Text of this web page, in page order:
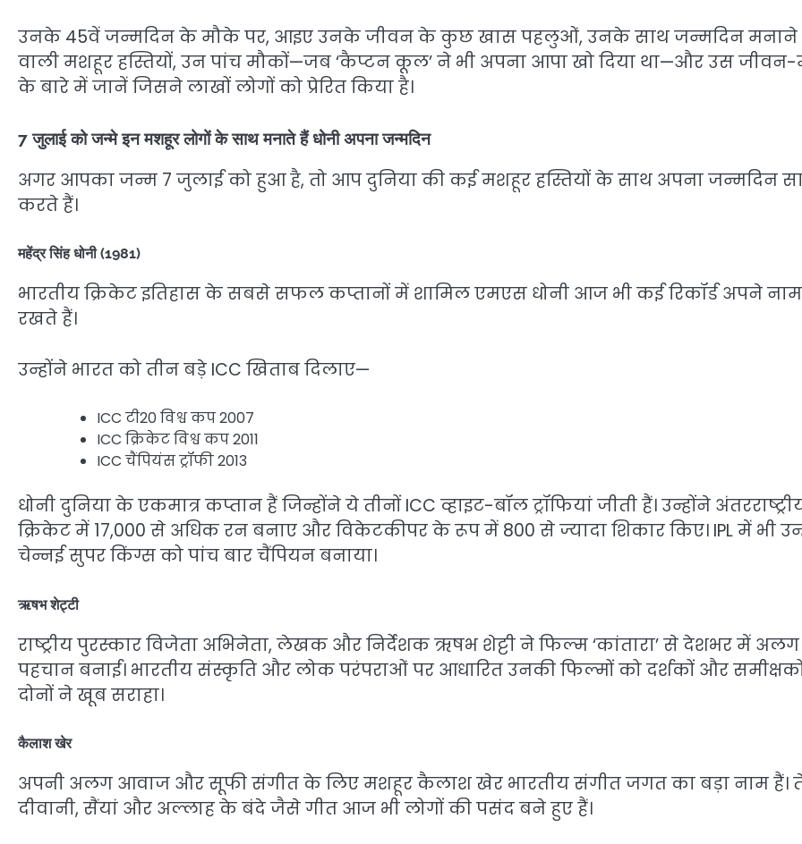
उनके 45वें जन्मदिन के मौके पर, आइए उनके जीवन के कुछ खास पहलुओं, उनके साथ जन्मदिन मनाने
वाली मशहूर हस्तियों, उन पांच मौकों—जब ‘कैप्टन कूल’ ने भी अपना आपा खो दिया था—और उस जीवन-
के बारे में जानें जिसने लाखों लोगों को प्रेरित किया है।
7 जुलाई को जन्मे इन मशहूर लोगों के साथ मनाते हैं धोनी अपना जन्मदिन
अगर आपका जन्म 7 जुलाई को हुआ है, तो आप दुनिया की कई मशहूर हस्तियों के साथ अपना जन्मदिन
करते हैं।
महेंद्र सिंह धोनी (1981)
भारतीय क्रिकेट इतिहास के सबसे सफल कप्तानों में शामिल एमएस धोनी आज भी कई रिकॉर्ड अपने नाम
रखते हैं।
उन्होंने भारत को तीन बड़े ICC खिताब दिलाए—
ICC टी20 विश्व कप 2007
ICC क्रिकेट विश्व कप 2011
ICC चैंपियंस ट्रॉफी 2013
धोनी दुनिया के एकमात्र कप्तान हैं जिन्होंने ये तीनों ICC व्हाइट-बॉल ट्रॉफियां जीती हैं। उन्होंने
क्रिकेट में 17,000 से अधिक रन बनाए और विकेटकीपर के रूप में 800 से ज्यादा शिकार किए। IPL में भी
चेन्नई सुपर किंग्स को पांच बार चैंपियन बनाया।
ऋषभ शेट्टी
राष्ट्रीय पुरस्कार विजेता अभिनेता, लेखक और निर्देशक ऋषभ शेट्टी ने फिल्म ‘कांतारा’ से देशभर में अलग
पहचान बनाई। भारतीय संस्कृति और लोक परंपराओं पर आधारित उनकी फिल्मों को दर्शकों और
दोनों ने खूब सराहा।
कैलाश खेर
अपनी अलग आवाज और सूफी संगीत के लिए मशहूर कैलाश खेर भारतीय संगीत जगत का बड़ा नाम हैं।
दीवानी, सैंयां और अल्लाह के बंदे जैसे गीत आज भी लोगों की पसंद बने हुए हैं।